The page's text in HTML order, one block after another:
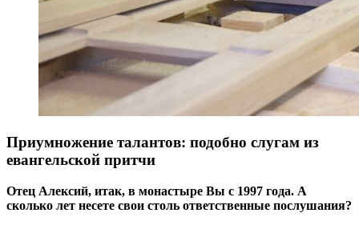
Приумножение талантов: подобно слугам из
евангельской притчи
Отец Алексий, итак, в монастыре Вы с 1997 года. А
сколько лет несете свои столь ответственные послушания?